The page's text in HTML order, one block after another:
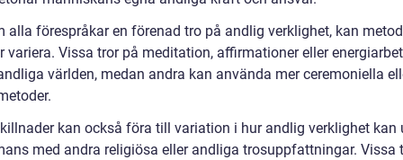
alla förespråkar en förenad tro på andlig verklighet, kan
variera. Vissa tror på meditation, affirmationer eller
världen, medan andra kan använda mer ceremoniella
kan också föra till variation i hur andlig verklighet kan
med andra religiösa eller andliga trosuppfattningar. Vissa